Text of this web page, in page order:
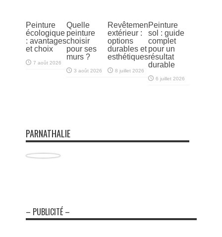
Peinture
écologique
: avantages
et choix
7 août 2026
Quelle
peinture
choisir
pour ses
murs ?
3 août 2026
Revêtement
extérieur :
options
durables et
esthétiques
8 juillet 2026
Peinture
sol : guide
complet
pour un
résultat
durable
6 juillet 2026
PARNATHALIE
– PUBLICITÉ –